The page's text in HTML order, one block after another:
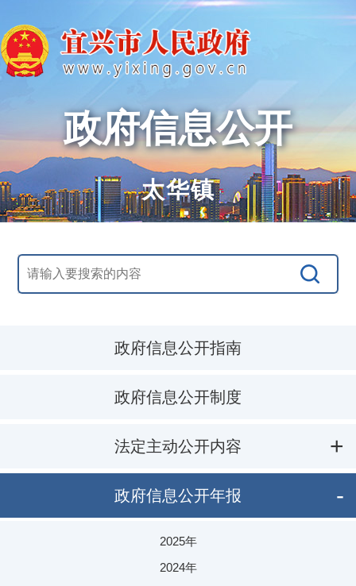
政府信息公开
太华镇
政府信息公开指南
政府信息公开制度
法定主动公开内容
政府信息公开年报
2025年
2024年